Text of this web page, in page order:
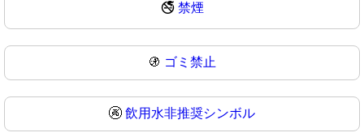
🚭 禁煙
🚯 ゴミ禁止
🚱 飲用水非推奨シンボル